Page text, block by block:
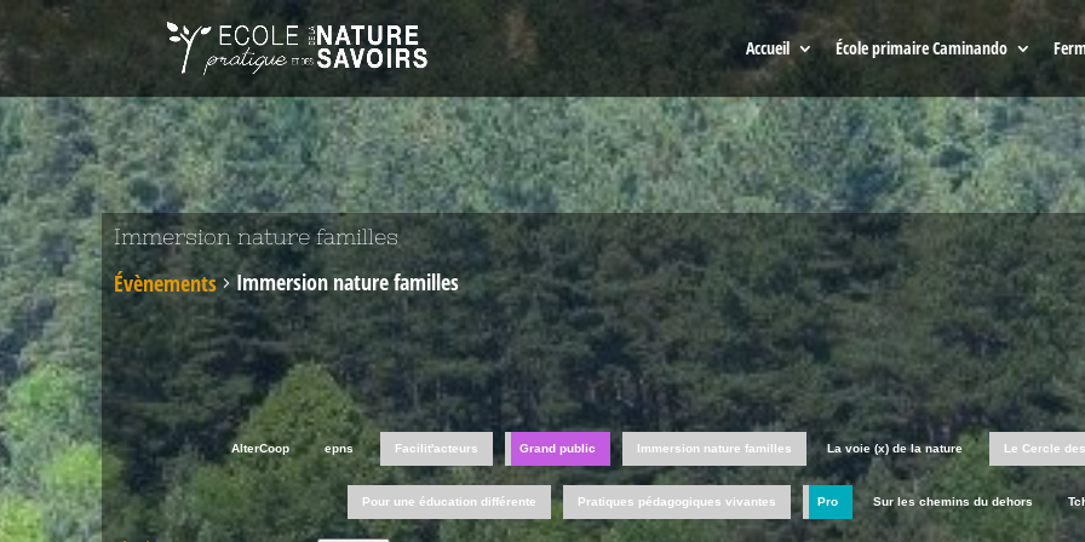
Accueil École primaire Caminando
Immersion nature familles
Évènements Immersion nature familles
AlterCoop epns Facilit'acteurs Grand public Immersion nature familles La voie (x) de la nature Le Cercle
Pour une éducation différente Pratiques pédagogiques vivantes Pro Sur les chemins du dehors